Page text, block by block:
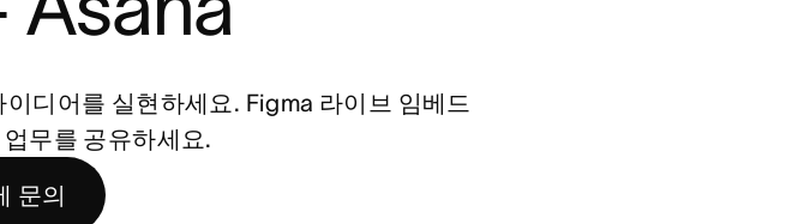
디어를 실현하세요. Figma 라이브 임베드
무를 공유하세요.
문의